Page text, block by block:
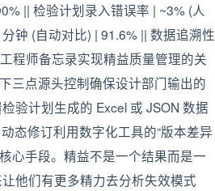
|| 检验计划录入错误率 | ~3% (人
钟 (自动对比) | 91.6% || 数据追溯性
程师备忘录实现精益质量管理的关
三点源头控制确保设计部门输出的
验计划生成的 Excel 或 JSON 数据
态修订利用数字化工具的“版本差异
心手段。精益不是一个结果而是一
他们有更多精力去分析失效模式